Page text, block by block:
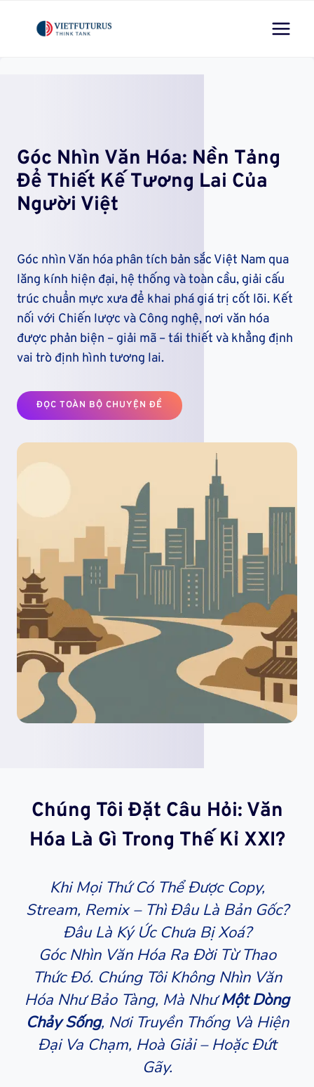
Góc Nhìn Văn Hóa: Nền Tảng
Để Thiết Kế Tương Lai Của
Người Việt
Góc nhìn Văn hóa phân tích bản sắc Việt Nam qua
lăng kính hiện đại, hệ thống và toàn cầu, giải cấu
trúc chuẩn mực xưa để khai phá giá trị cốt lõi. Kết
nối với Chiến lược và Công nghệ, nơi văn hóa
được phản biện – giải mã – tái thiết và khẳng định
vai trò định hình tương lai.
ĐỌC TOÀN BỘ CHUYỆN ĐỀ
Chúng Tôi Đặt Câu Hỏi: Văn
Hóa Là Gì Trong Thế Kỉ XXI?
Khi Mọi Thứ Có Thể Được Copy,
Stream, Remix – Thì Đâu Là Bản Gốc?
Đâu Là Ký Ức Chưa Bị Xoá?
Góc Nhìn Văn Hóa Ra Đời Từ Thao
Thức Đó. Chúng Tôi Không Nhìn Văn
Hóa Như Bảo Tàng, Mà NhưMột Dòng
Chảy Sống, Nơi Truyền Thống Và Hiện
Đại Va Chạm, Hoà Giải – Hoặc Đứt
Gãy.